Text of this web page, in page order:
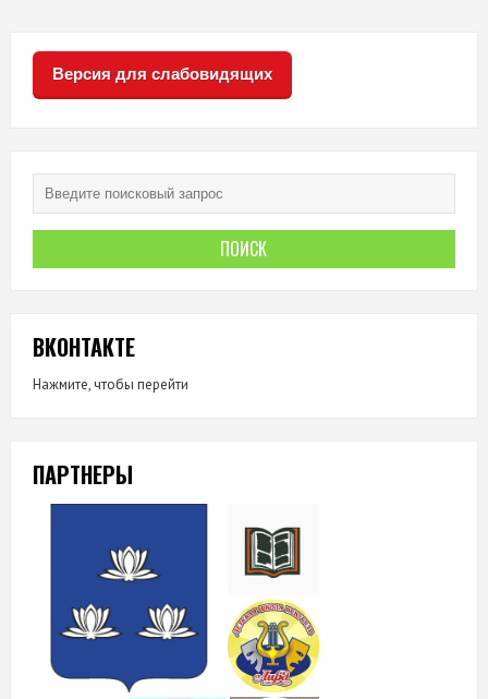
Версия для слабовидящих
ВКОНТАКТЕ
Нажмите, чтобы перейти
ПАРТНЕРЫ